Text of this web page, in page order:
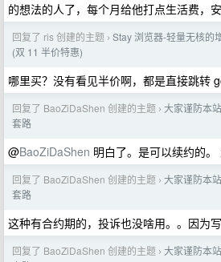
的想法的人了，每个月给他打点生活费，安
回复了 ris 创建的主题 › Stay 浏览器-轻量无核的
(双 11 半价特惠)
哪里买？没有看见半价啊，都是直接跳转
回复了 BaoZiDaShen 创建的主题 › 大家谨防本
套路
@BaoZiDaShen 明白了。是可以续约的
回复了 BaoZiDaShen 创建的主题 › 大家谨防本
套路
这种有合约期的，投诉也没啥用。。因为写
回复了 BaoZiDaShen 创建的主题 › 大家谨防本